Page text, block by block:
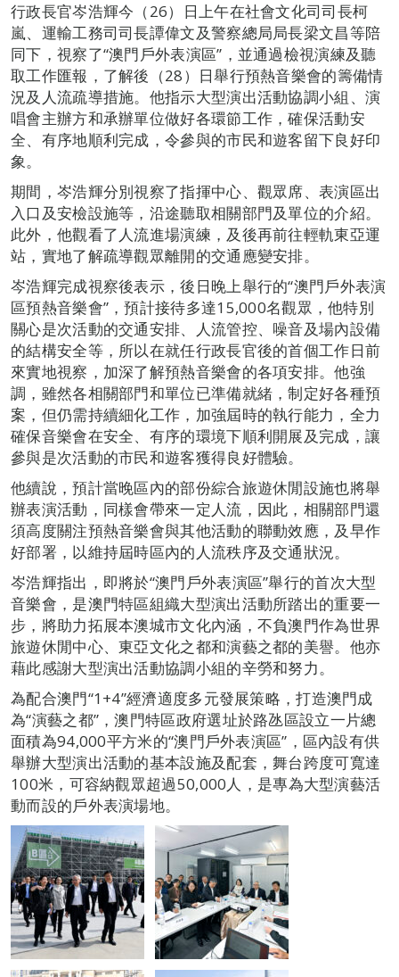
行政長官岑浩輝今（26）日上午在社會文化司司長柯
嵐、運輸工務司司長譚偉文及警察總局局長梁文昌等陪
同下，視察了“澳門戶外表演區”，並通過檢視演練及聽
取工作匯報，了解後（28）日舉行預熱音樂會的籌備情
況及人流疏導措施。他指示大型演出活動協調小組、演
唱會主辦方和承辦單位做好各環節工作，確保活動安
全、有序地順利完成，令參與的市民和遊客留下良好印
象。
期間，岑浩輝分別視察了指揮中心、觀眾席、表演區出
入口及安檢設施等，沿途聽取相關部門及單位的介紹。
此外，他觀看了人流進場演練，及後再前往輕軌東亞運
站，實地了解疏導觀眾離開的交通應變安排。
岑浩輝完成視察後表示，後日晚上舉行的“澳門戶外表演
區預熱音樂會”，預計接待多達15,000名觀眾，他特別
關心是次活動的交通安排、人流管控、噪音及場內設備
的結構安全等，所以在就任行政長官後的首個工作日前
來實地視察，加深了解預熱音樂會的各項安排。他強
調，雖然各相關部門和單位已準備就緒，制定好各種預
案，但仍需持續細化工作，加強屆時的執行能力，全力
確保音樂會在安全、有序的環境下順利開展及完成，讓
參與是次活動的市民和遊客獲得良好體驗。
他續說，預計當晚區內的部份綜合旅遊休閒設施也將舉
辦表演活動，同樣會帶來一定人流，因此，相關部門還
須高度關注預熱音樂會與其他活動的聯動效應，及早作
好部署，以維持屆時區內的人流秩序及交通狀況。
岑浩輝指出，即將於“澳門戶外表演區”舉行的首次大型
音樂會，是澳門特區組織大型演出活動所踏出的重要一
步，將助力拓展本澳城市文化內涵，不負澳門作為世界
旅遊休閒中心、東亞文化之都和演藝之都的美譽。他亦
藉此感謝大型演出活動協調小組的辛勞和努力。
為配合澳門“1+4”經濟適度多元發展策略，打造澳門成
為“演藝之都”，澳門特區政府選址於路氹區設立一片總
面積為94,000平方米的“澳門戶外表演區”，區內設有供
舉辦大型演出活動的基本設施及配套，舞台跨度可寬達
100米，可容納觀眾超過50,000人，是專為大型演藝活
動而設的戶外表演場地。